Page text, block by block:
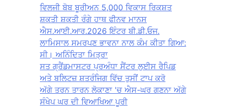
ਵਿਲਜੀ ਬੋਬ ਬੂਰੀਅਨ 5,000 ਵਿਕਾਸ ਰਿਕਸ਼ਤ
ਸ਼ਕਤੀ ਸ਼ਕਤੀ ਰੰਗੇ ਹਾਥ ਫੀਨਵ ਮਾਨਸ
ਐਸ.ਆਈ.ਆਰ.2026 ਇੰਟਰ ਬੀ.ਡੀ.ਓਜ.
ਲਾਮਿਸਾਲ ਸਮਰਪਣ ਭਾਵਨਾ ਨਾਲ ਕੰਮ ਕੀਤਾ ਗਿਆ:
ਸੀ। ਅਨਿੰਦਿਤਾ ਮਿਤ੍ਰਾ
ਸਤ ਗ੍ਰੈਂਡਮਾਸਟਰ ਪ੍ਰਅੰਧਾ ਸੈਂਟਰ ਲੁਈਸ ਰੈਪਿਡ
ਅਤੇ ਬਲਿਟਜ਼ ਸ਼ਤਰੰਜਿਗ ਵਿੱਚ ਤੁਸੀਂ ਟਾਪ ਕਰੋ
ਅੱਗੇ ਤਰਨ ਤਾਰਨ ਲੋਕਾਣਾ 'ਚ ਐਸ-ਘਰ ਗਣਨਾ ਅੱਗੇ
ਸੰਖੇਪ ਘਰ ਦੀ ਵਿਆਖਿਆ ਪੂਰੀ